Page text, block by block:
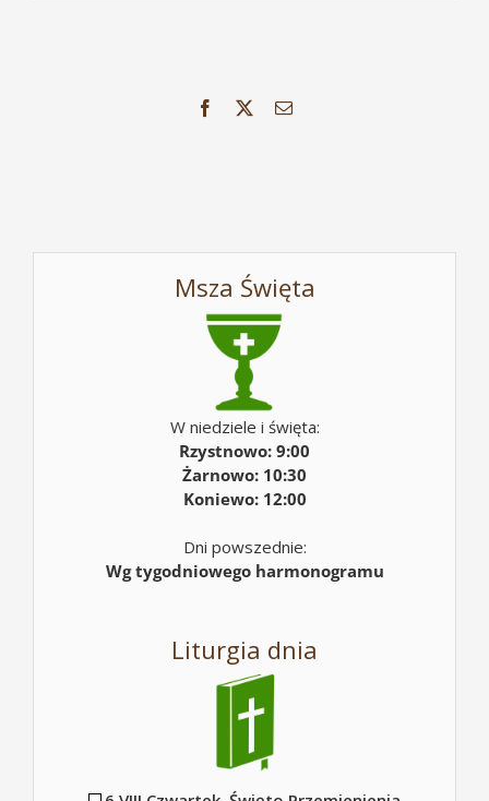
Facebook Email
Msza Święta
W niedziele i święta:
Rzystnowo: 9:00
Żarnowo: 10:30
Koniewo: 12:00
Dni powszednie:
Wg tygodniowego harmonogramu
Liturgia dnia